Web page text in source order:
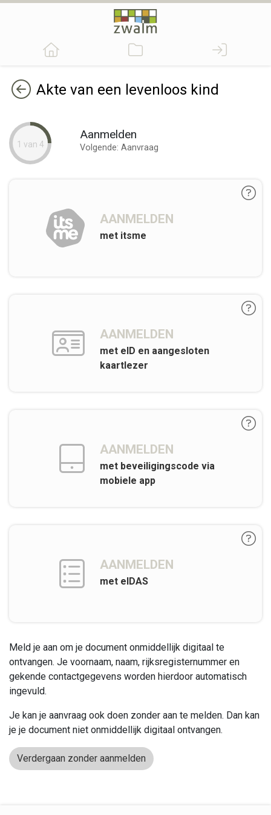
Terug Akte van een levenloos kind
1 van 4
Aanmelden
Volgende: Aanvraag
AANMELDEN
met itsme
AANMELDEN
met eID en aangesloten
kaartlezer
AANMELDEN
met beveiligingscode via
mobiele app
AANMELDEN
met eIDAS
Meld je aan om je document onmiddellijk digitaal te
ontvangen. Je voornaam, naam, rijksregisternummer en
gekende contactgegevens worden hierdoor automatisch
ingevuld.
Je kan je aanvraag ook doen zonder aan te melden. Dan kan
je je document niet onmiddellijk digitaal ontvangen.
Verdergaan zonder aanmelden